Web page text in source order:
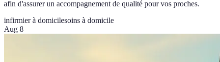
afin d'assurer un accompagnement de qualité pour vos proches.
infirmier à domicilesoins à domicile
Aug 8